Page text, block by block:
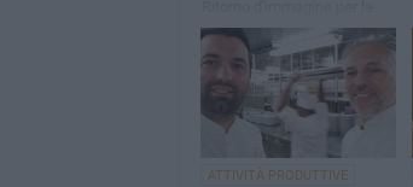
nostra città»
ATTIVITÀ PRODUTTIVE